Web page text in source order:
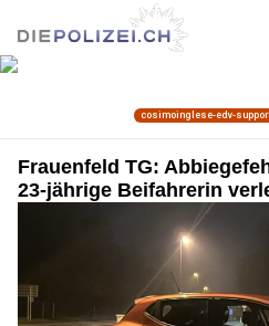
Frauenfeld TG:
23-jährige Beifahrerin